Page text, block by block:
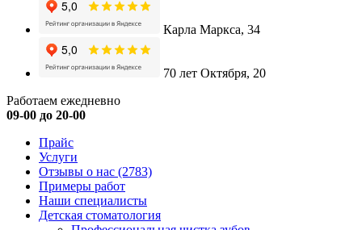
Карла Маркса, 34
70 лет Октября, 20
Работаем ежедневно
09-00 до 20-00
Прайс
Услуги
Отзывы о нас (2783)
Примеры работ
Наши специалисты
Детская стоматология